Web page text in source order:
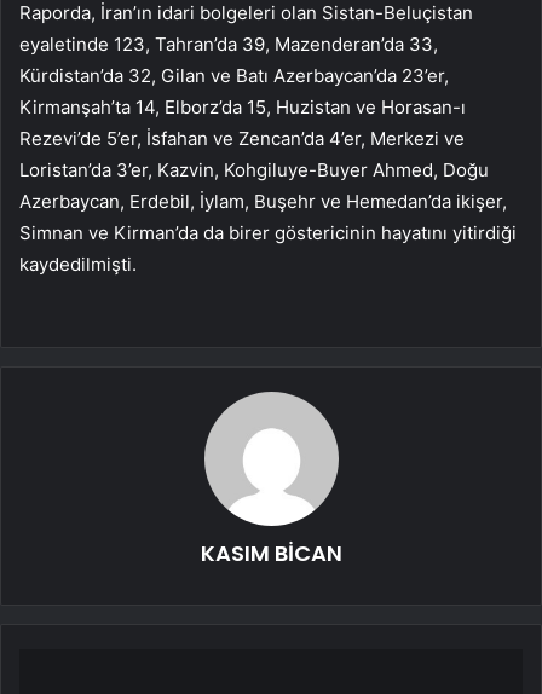
Raporda, İran’ın idari bolgeleri olan Sistan-Beluçistan
eyaletinde 123, Tahran’da 39, Mazenderan’da 33,
Kürdistan’da 32, Gilan ve Batı Azerbaycan’da 23’er,
Kirmanşah’ta 14, Elborz’da 15, Huzistan ve Horasan-ı
Rezevi’de 5’er, İsfahan ve Zencan’da 4’er, Merkezi ve
Loristan’da 3’er, Kazvin, Kohgiluye-Buyer Ahmed, Doğu
Azerbaycan, Erdebil, İylam, Buşehr ve Hemedan’da ikişer,
Simnan ve Kirman’da da birer göstericinin hayatını yitirdiği
kaydedilmişti.
KASIM BİCAN